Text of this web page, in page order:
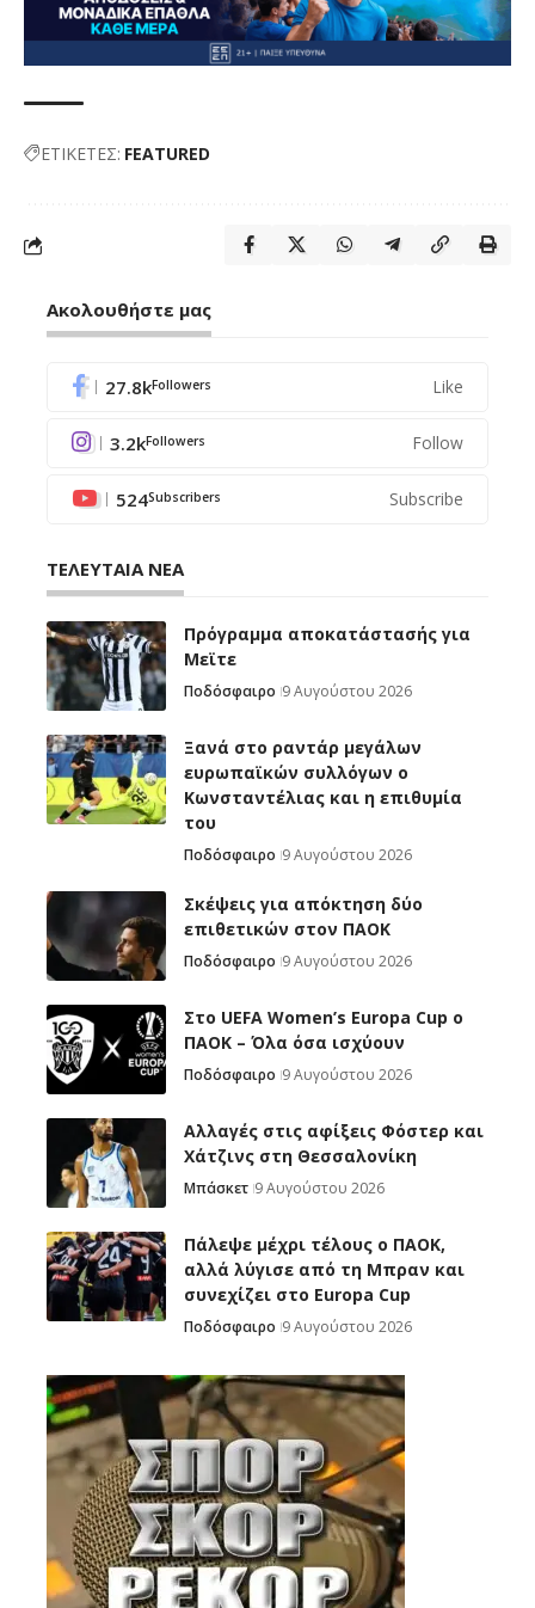
ΕΤΙΚΕΤΕΣ: FEATURED
Ακολουθήστε μας
27.8kFollowers Like
3.2kFollowers Follow
524Subscribers Subscribe
ΤΕΛΕΥΤΑΙΑ ΝΕΑ
Πρόγραμμα αποκατάστασής για
Μεϊτε
Ποδόσφαιρο 9 Αυγούστου 2026
Ξανά στο ραντάρ μεγάλων
ευρωπαϊκών συλλόγων ο
Κωνσταντέλιας και η επιθυμία
του
Ποδόσφαιρο 9 Αυγούστου 2026
Σκέψεις για απόκτηση δύο
επιθετικών στον ΠΑΟΚ
Ποδόσφαιρο 9 Αυγούστου 2026
Στο UEFA Women’s Europa Cup ο
ΠΑΟΚ – Όλα όσα ισχύουν
Ποδόσφαιρο 9 Αυγούστου 2026
Αλλαγές στις αφίξεις Φόστερ και
Χάτζινς στη Θεσσαλονίκη
Μπάσκετ 9 Αυγούστου 2026
Πάλεψε μέχρι τέλους ο ΠΑΟΚ,
αλλά λύγισε από τη Μπραν και
συνεχίζει στο Europa Cup
Ποδόσφαιρο 9 Αυγούστου 2026